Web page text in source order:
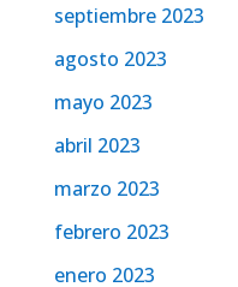
septiembre 2023
agosto 2023
mayo 2023
abril 2023
marzo 2023
febrero 2023
enero 2023